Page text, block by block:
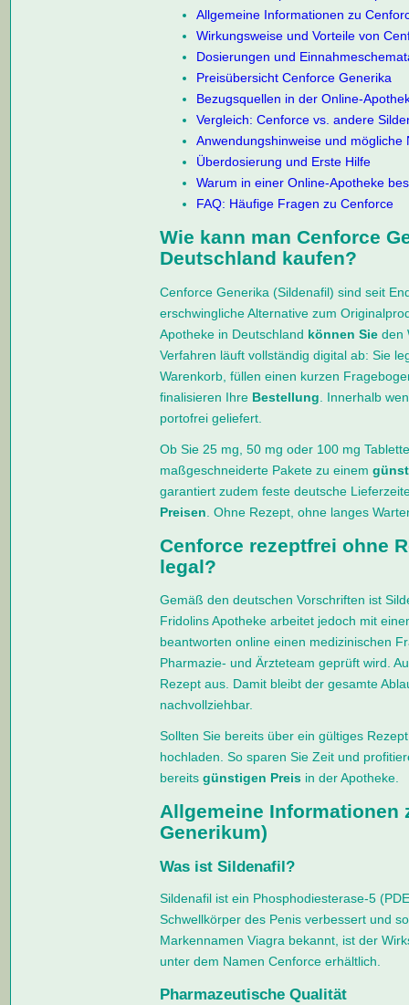
Allgemeine Informationen zu
Wirkungsweise und Vorteile von
Dosierungen und
Preisübersicht Cenforce Generika
Bezugsquellen in der Online-
Vergleich: Cenforce vs. andere
Anwendungshinweise und mögliche
Überdosierung und Erste Hilfe
Warum in einer Online-Apotheke
FAQ: Häufige Fragen zu Cenforce
Wie kann man Cenforce
Deutschland kaufen?
Cenforce Generika (Sildenafil) sind seit
erschwingliche Alternative zum
Apotheke in Deutschland können Sieden
Verfahren läuft vollständig digital ab: Sie
Warenkorb, füllen einen kurzen
finalisieren Ihre Bestellung . Innerhalb
portofrei geliefert.
Ob Sie 25 mg, 50 mg oder 100 mg
maßgeschneiderte Pakete zu einem
garantiert zudem feste deutsche
Preisen . Ohne Rezept, ohne langes
Cenforce rezeptfrei ohne
legal?
Gemäß den deutschen Vorschriften ist
Fridolins Apotheke arbeitet jedoch mit
beantworten online einen medizinischen
Pharmazie- und Ärzteteam geprüft wird.
Rezept aus. Damit bleibt der gesamte
nachvollziehbar.
Sollten Sie bereits über ein gültiges
hochladen. So sparen Sie Zeit und
bereits günstigen Preisin der Apotheke.
Allgemeine Informationen
Generikum)
Was ist Sildenafil?
Sildenafil ist ein Phosphodiesterase-5
Schwellkörper des Penis verbessert und
Markennamen Viagra bekannt, ist der
unter dem Namen Cenforce erhältlich.
Pharmazeutische Qualität